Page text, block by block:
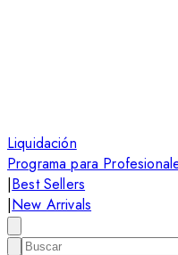
Liquidación
Programa para
|Best Sellers
|New Arrivals